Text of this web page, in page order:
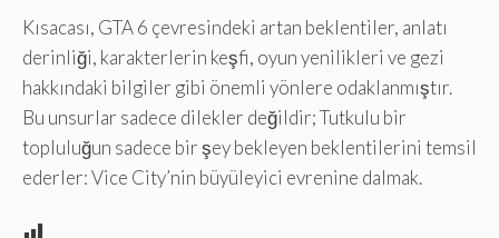
Kısacası, GTA 6 çevresindeki artan beklentiler, anlatı
derinliği, karakterlerin keşfi, oyun yenilikleri ve gezi
hakkındaki bilgiler gibi önemli yönlere odaklanmıştır.
Bu unsurlar sadece dilekler değildir; Tutkulu bir
topluluğun sadece bir şey bekleyen beklentilerini temsil
ederler: Vice City’nin büyüleyici evrenine dalmak.